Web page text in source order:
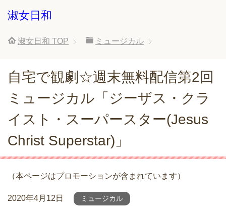
淑女日和
淑女日和 TOP ミュージカル
自宅で観劇☆週末無料配信第2回
ミュージカル「ジーザス・クラ
イスト・スーパースター(Jesus
Christ Superstar)」
（本ページはプロモーションが含まれています）
2020年4月12日 ミュージカル